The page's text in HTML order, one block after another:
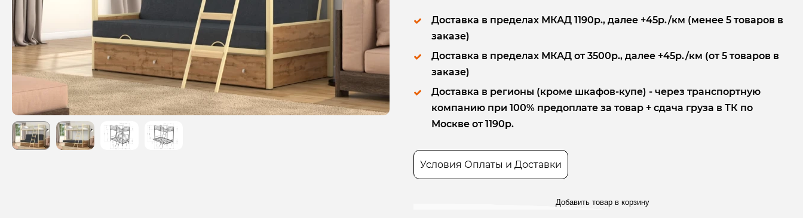
Доставка в пределах МКАД 1190р., далее +45р./км (менее 5 товаров в
заказе)
Доставка в пределах МКАД от 3500р., далее +45р./км (от 5 товаров в
заказе)
Доставка в регионы (кроме шкафов-купе) - через транспортную
компанию при 100% предоплате за товар + сдача груза в ТК по
Москве от 1190р.
Условия Оплаты и Доставки
Добавить товар в корзину